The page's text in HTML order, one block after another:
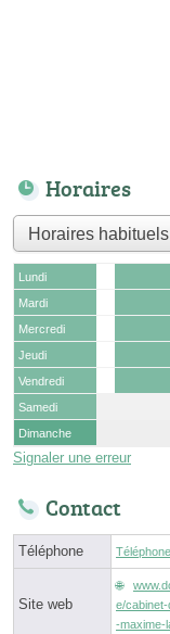
Horaires
Lundi
Mardi
Mercredi
Jeudi
Vendredi
Samedi
Dimanche
Signaler une erreur
Contact
Téléphone
Site web
e/
-maxime-